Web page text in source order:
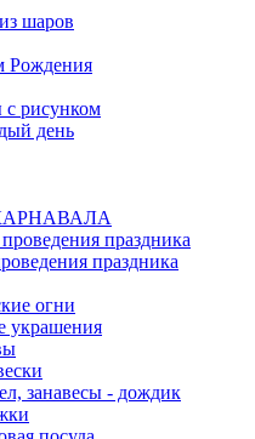
шаров
Рождения
с рисунком
день
праздника
праздника
огни
украшения
занавесы - дождик